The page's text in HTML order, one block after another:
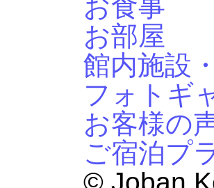
お食事
お部屋
館内施設
フォトギ
お客様の
ご宿泊プ